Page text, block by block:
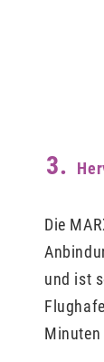
3.
Die
und ist